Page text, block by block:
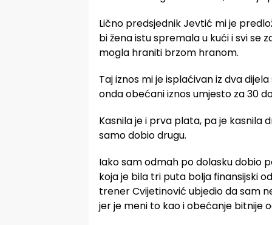
Lično predsjednik Jevtić mi je
bi žena istu spremala u kući i svi se
mogla hraniti brzom hranom.
Taj iznos mi je isplaćivan iz dva
onda obećani iznos umjesto za 30
Kasnila je i prva plata, pa je kasnila
samo dobio drugu.
Iako sam odmah po dolasku dobio
koja je bila tri puta bolja finansijski
trener Cvijetinović ubjedio da sam
jer je meni to kao i obećanje bitnije